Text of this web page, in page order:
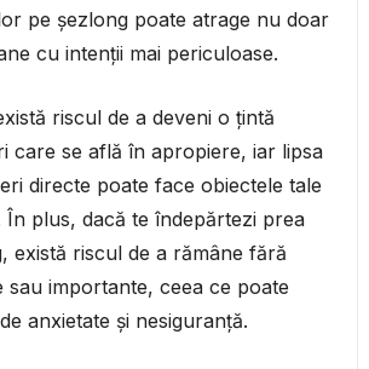
pe șezlong poate atrage nu doar
cu intenții mai periculoase.
riscul de a deveni o țintă
care se află în apropiere, iar lipsa
directe poate face obiectele tale
În plus, dacă te îndepărtezi prea
există riscul de a rămâne fără
sau importante, ceea ce poate
anxietate și nesiguranță.